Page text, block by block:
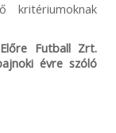
kritériumoknak
Futball Zrt.
évre szóló